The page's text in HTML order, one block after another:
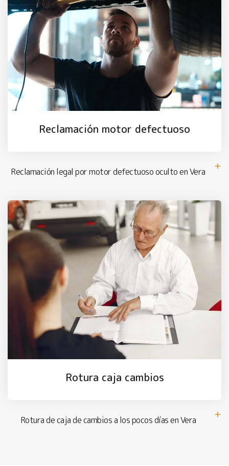
Reclamación motor defectuoso
Reclamación legal por motor defectuoso oculto en Vera
Rotura caja cambios
Rotura de caja de cambios a los pocos días en Vera